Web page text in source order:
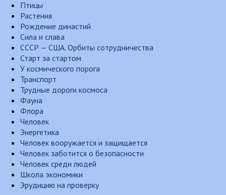
Птицы
Растения
Рождение династий
Сила и слава
СССР — США. Орбиты сотрудничества
Старт за стартом
У космического порога
Транспорт
Трудные дороги космоса
Фауна
Флора
Человек
Энергетика
Человек вооружается и защищается
Человек заботится о безопасности
Человек среди людей
Школа экономики
Эрудицию на проверку